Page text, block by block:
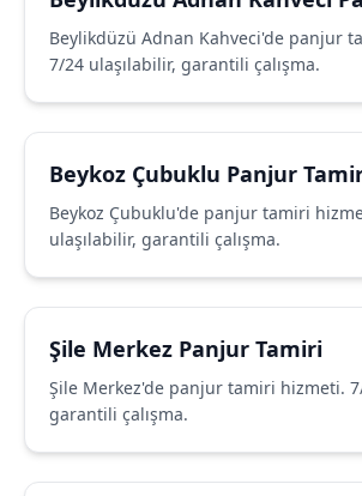
Beylikdüzü Adnan Kahveci'de panjur
7/24 ulaşılabilir, garantili çalışma.
Beykoz Çubuklu Panjur
Beykoz Çubuklu'de panjur tamiri
ulaşılabilir, garantili çalışma.
Şile Merkez Panjur Tamiri
Şile Merkez'de panjur tamiri hizmeti.
garantili çalışma.